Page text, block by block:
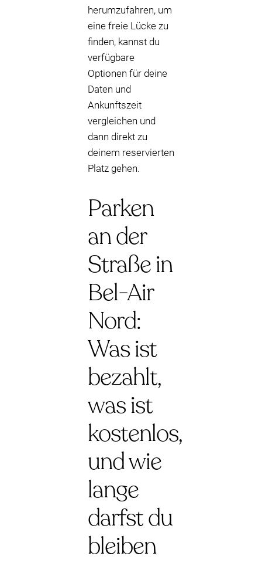
herumzufahren, um
eine freie Lücke zu
finden, kannst du
verfügbare
Optionen für deine
Daten und
Ankunftszeit
vergleichen und
dann direkt zu
deinem reservierten
Platz gehen.
Parken
an der
Straße in
Bel-Air
Nord:
Was ist
bezahlt,
was ist
kostenlos,
und wie
lange
darfst du
bleiben